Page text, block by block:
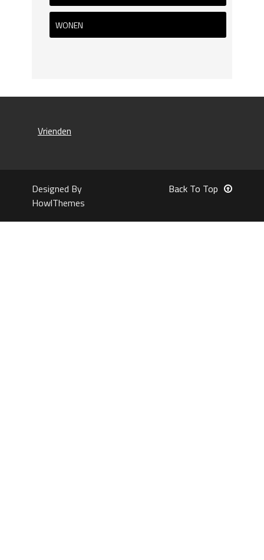
WONEN
Vrienden
Designed By
HowlThemes
Back To Top